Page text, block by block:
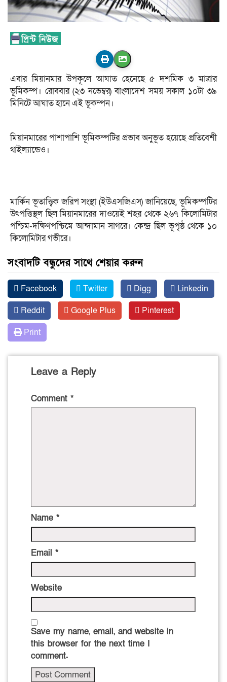
এবার মিয়ানমার উপকূলে আঘাত হেনেছে ৫ দশমিক ৩ মাত্রার
ভূমিকম্প। রোববার (২৩ নভেম্বর) বাংলাদেশ সময় সকাল ১০টা ৩৯
মিনিটে আঘাত হানে এই ভূকম্পন।
মিয়ানমারের পাশাপাশি ভূমিকম্পটির প্রভাব অনুভূত হয়েছে প্রতিবেশী
থাইল্যান্ডেও।
মার্কিন ভূতাত্ত্বিক জরিপ সংস্থা (ইউএসজিএস) জানিয়েছে, ভূমিকম্পটির
উৎপত্তিস্থল ছিল মিয়ানমারের দাওয়েই শহর থেকে ২৬৭ কিলোমিটার
পশ্চিম-দক্ষিণপশ্চিমে আন্দামান সাগরে। কেন্দ্র ছিল ভূপৃষ্ঠ থেকে ১০
কিলোমিটার গভীরে।
সংবাদটি বন্ধুদের সাথে শেয়ার করুন
Facebook Twitter Digg
Linkedin
Reddit
Google Plus
Pinterest
Print
Leave a Reply
Comment *
Name *
Email *
Website
Save my name, email, and website in
this browser for the next time I
comment.